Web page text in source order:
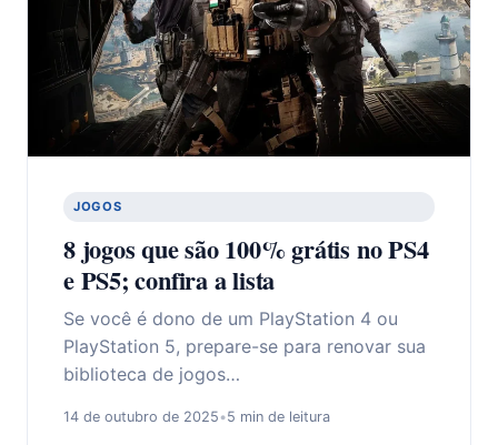
JOGOS
8 jogos que são 100% grátis no PS4
e PS5; confira a lista
Se você é dono de um PlayStation 4 ou
PlayStation 5, prepare-se para renovar sua
biblioteca de jogos…
14 de outubro de 2025•5 min de leitura